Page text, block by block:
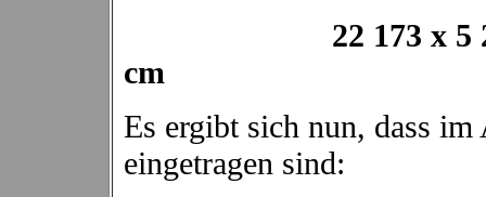
22 173 x 5 2/3
cm
Es ergibt sich nun, dass
eingetragen sind: